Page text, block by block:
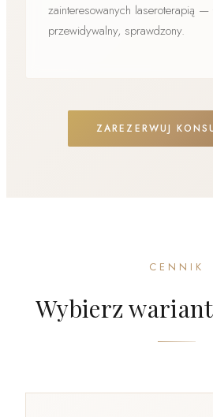
zainteresowanych laseroterapią —
przewidywalny, sprawdzony.
ZAREZERWUJ
CENNIK
Wybierz